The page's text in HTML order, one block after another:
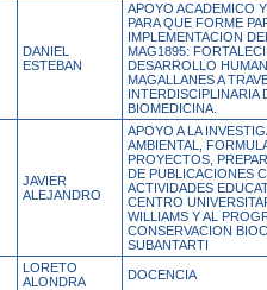
DANIEL
ESTEBAN
APOYO ACADEMICO
PARA QUE FORME
IMPLEMENTACION
MAG1895:
DESARROLLO
MAGALLANES A
INTERDISCIPLINARIA
BIOMEDICINA.
JAVIER
ALEJANDRO
APOYO A LA
AMBIENTAL,
PROYECTOS,
DE PUBLICACIONES
ACTIVIDADES
CENTRO
WILLIAMS Y AL
CONSERVACION
SUBANTARTI
LORETO
ALONDRA
DOCENCIA